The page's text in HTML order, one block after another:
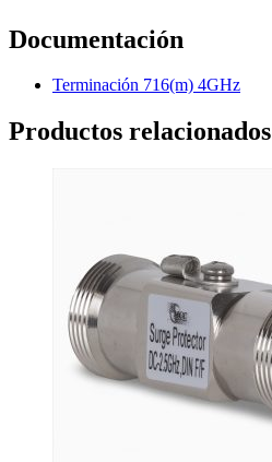
Documentación
Terminación 716(m) 4GHz
Productos relacionados